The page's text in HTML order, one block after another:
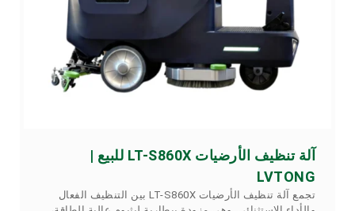
آلة تنظيف الأرضيات LT-S860X للبيع |
LVTONG
تجمع آلة تنظيف الأرضيات LT-S860X بين التنظيف الفعال